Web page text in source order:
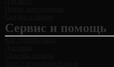
Сервис и помощь